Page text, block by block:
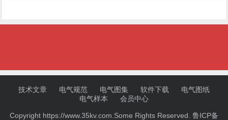
技术文章 电气规范 电气图集 软件下载
电气图纸
电气样本
会员中心
Copyright https://www.35kv.com.Some Rights Reserved. 鲁ICP备